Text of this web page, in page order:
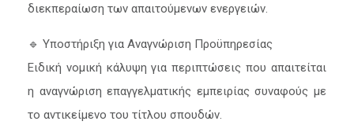
διεκπεραίωση των απαιτούμενων ενεργειών.
🔹 Υποστήριξη για Αναγνώριση Προϋπηρεσίας
Ειδική νομική κάλυψη για περιπτώσεις που απαιτείται
η αναγνώριση επαγγελματικής εμπειρίας συναφούς με
το αντικείμενο του τίτλου σπουδών.